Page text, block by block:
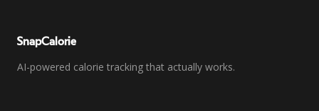
SnapCalorie
AI-powered calorie tracking that actually works.